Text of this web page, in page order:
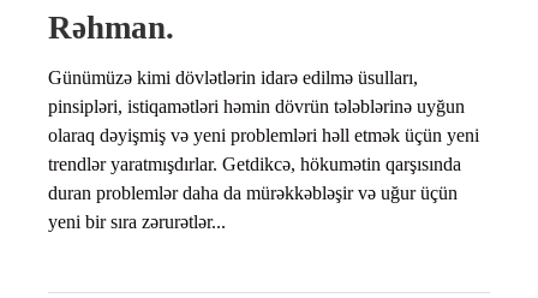
Rəhman.
Günümüzə kimi dövlətlərin idarə edilmə üsulları,
pinsipləri, istiqamətləri həmin dövrün tələblərinə uyğun
olaraq dəyişmiş və yeni problemləri həll etmək üçün yeni
trendlər yaratmışdırlar. Getdikcə, hökumətin qarşısında
duran problemlər daha da mürəkkəbləşir və uğur üçün
yeni bir sıra zərurətlər...